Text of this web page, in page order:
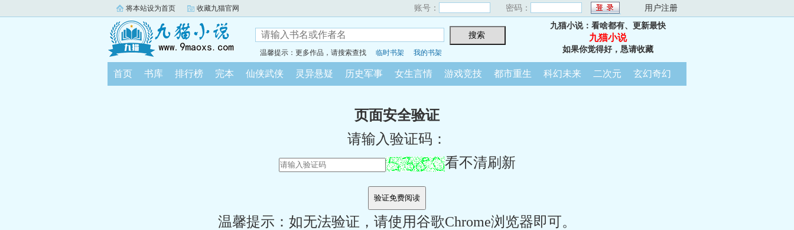
将本站设为首页 收藏九猫官网 账号： 密码： 用户注册
温馨提示：更多作品，请搜索查找 临时书架 我的书架
九猫小说：看啥都有、更新最快
九猫小说
如果你觉得好，恳请收藏
首页 书库 排行榜 完本 仙侠武侠 灵异悬疑 历史军事 女生言情 游戏竞技 都市重生 科幻未来 二次元 玄幻奇幻
页面安全验证
请输入验证码：
看不清刷新
温馨提示：如无法验证，请使用谷歌Chrome浏览器即可。